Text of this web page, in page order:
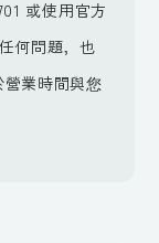
或使用官方
何問題，也
業時間與您